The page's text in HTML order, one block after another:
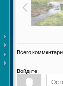
Всего
Войдите: